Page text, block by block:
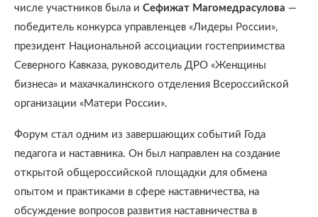
числе участников была и Сефижат Магомедрасулова —
победитель конкурса управленцев «Лидеры России»,
президент Национальной ассоциации гостеприимства
Северного Кавказа, руководитель ДРО «Женщины
бизнеса» и махачкалинского отделения Всероссийской
организации «Матери России».
Форум стал одним из завершающих событий Года
педагога и наставника. Он был направлен на создание
открытой общероссийской площадки для обмена
опытом и практиками в сфере наставничества, на
обсуждение вопросов развития наставничества в